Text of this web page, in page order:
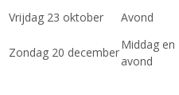
Vrijdag 23 oktober Avond
Zondag 20 december
Middag en
avond